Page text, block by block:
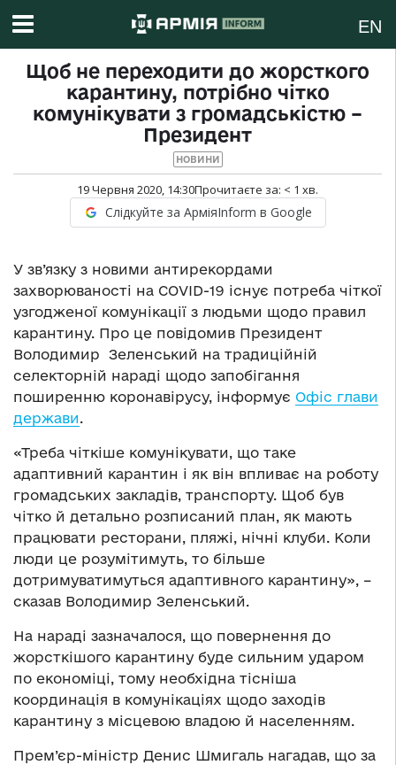
EN
Щоб не переходити до жорсткого
карантину, потрібно чітко
комунікувати з громадськістю –
Президент
НОВИНИ
19 Червня 2020, 14:30Прочитаєте за: < 1 хв.
Слідкуйте за АрміяInform в Google
У зв’язку з новими антирекордами
захворюваності на COVID-19 існує потреба чіткої
узгодженої комунікації з людьми щодо правил
карантину. Про це повідомив Президент
Володимир Зеленський на традиційній
селекторній нараді щодо запобігання
поширенню коронавірусу, інформує Офіс глави
держави.
«Треба чіткіше комунікувати, що таке
адаптивний карантин і як він впливає на роботу
громадських закладів, транспорту. Щоб був
чітко й детально розписаний план, як мають
працювати ресторани, пляжі, нічні клуби. Коли
люди це розумітимуть, то більше
дотримуватимуться адаптивного карантину», –
сказав Володимир Зеленський.
На нараді зазначалося, що повернення до
жорсткішого карантину буде сильним ударом
по економіці, тому необхідна тісніша
координація в комунікаціях щодо заходів
карантину з місцевою владою й населенням.
Прем’єр-міністр Денис Шмигаль нагадав, що за